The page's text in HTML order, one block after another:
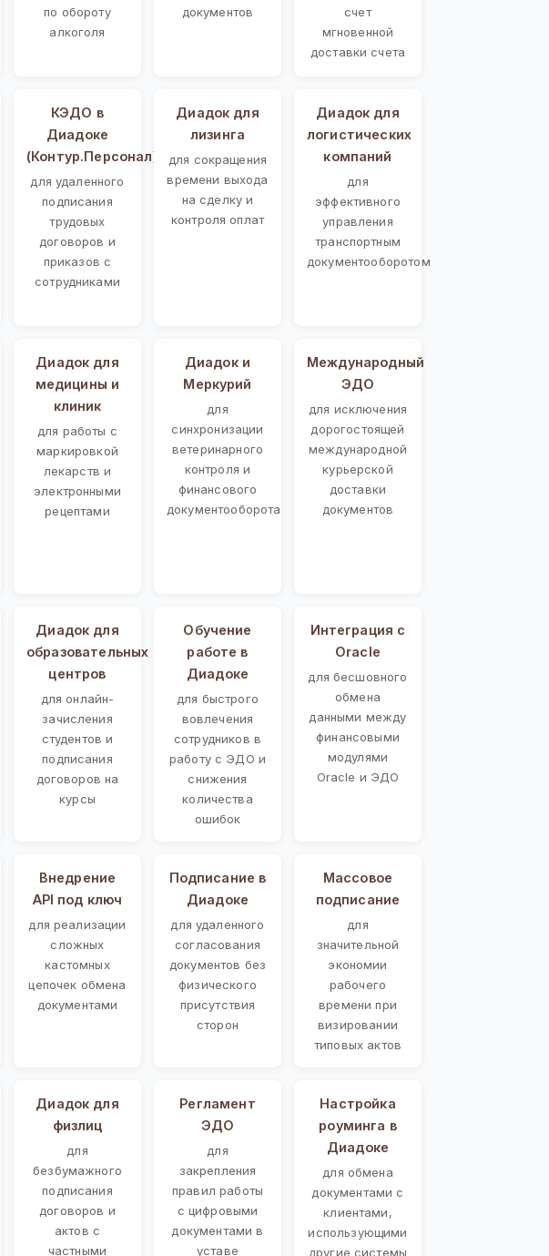
по обороту
алкоголя
документов
счет
мгновенной
доставки счета
КЭДО в
Диадоке
(Контур.Персонал)
для удаленного
подписания
трудовых
договоров и
приказов с
сотрудниками
Диадок для
лизинга
для сокращения
времени выхода
на сделку и
контроля оплат
Диадок для
логистических
компаний
для
эффективного
управления
транспортным
документооборотом
Диадок для
медицины и
клиник
для работы с
маркировкой
лекарств и
электронными
рецептами
Диадок и
Меркурий
для
синхронизации
ветеринарного
контроля и
финансового
документооборота
Международный
ЭДО
для исключения
дорогостоящей
международной
курьерской
доставки
документов
Диадок для
образовательных
центров
для онлайн-
зачисления
студентов и
подписания
договоров на
курсы
Обучение
работе в
Диадоке
для быстрого
вовлечения
сотрудников в
работу с ЭДО и
снижения
количества
ошибок
Интеграция с
Oracle
для бесшовного
обмена
данными между
финансовыми
модулями
Oracle и ЭДО
Внедрение
API под ключ
для реализации
сложных
кастомных
цепочек обмена
документами
Подписание в
Диадоке
для удаленного
согласования
документов без
физического
присутствия
сторон
Массовое
подписание
для
значительной
экономии
рабочего
времени при
визировании
типовых актов
Диадок для
физлиц
для
безбумажного
подписания
договоров и
актов с
частными
Регламент
ЭДО
для
закрепления
правил работы
с цифровыми
документами в
уставе
Настройка
роуминга в
Диадоке
для обмена
документами с
клиентами,
использующими
другие системы